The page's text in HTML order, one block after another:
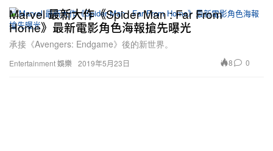
Entertainment 娛樂
Marvel 最新大作《Spider Man : Far From
Home》最新電影角色海報搶先曝光
承接《Avengers: Endgame》後的新世界。
2019年5月23日 8 0